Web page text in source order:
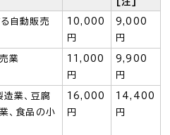
自動販売
10,000
円
9,000
円
業
11,000
円
9,900
円
造業、豆腐
、食品の小
16,000
円
14,400
円